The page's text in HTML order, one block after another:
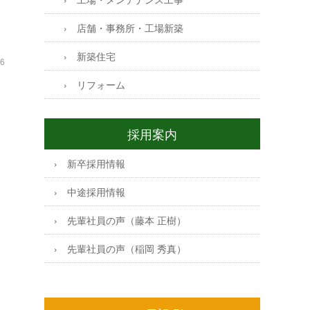
店舗・事務所・工場新築
新築住宅
リフォーム
採用案内
新卒採用情報
中途採用情報
先輩社員の声（藤本 正樹）
先輩社員の声（稲岡 秀真）